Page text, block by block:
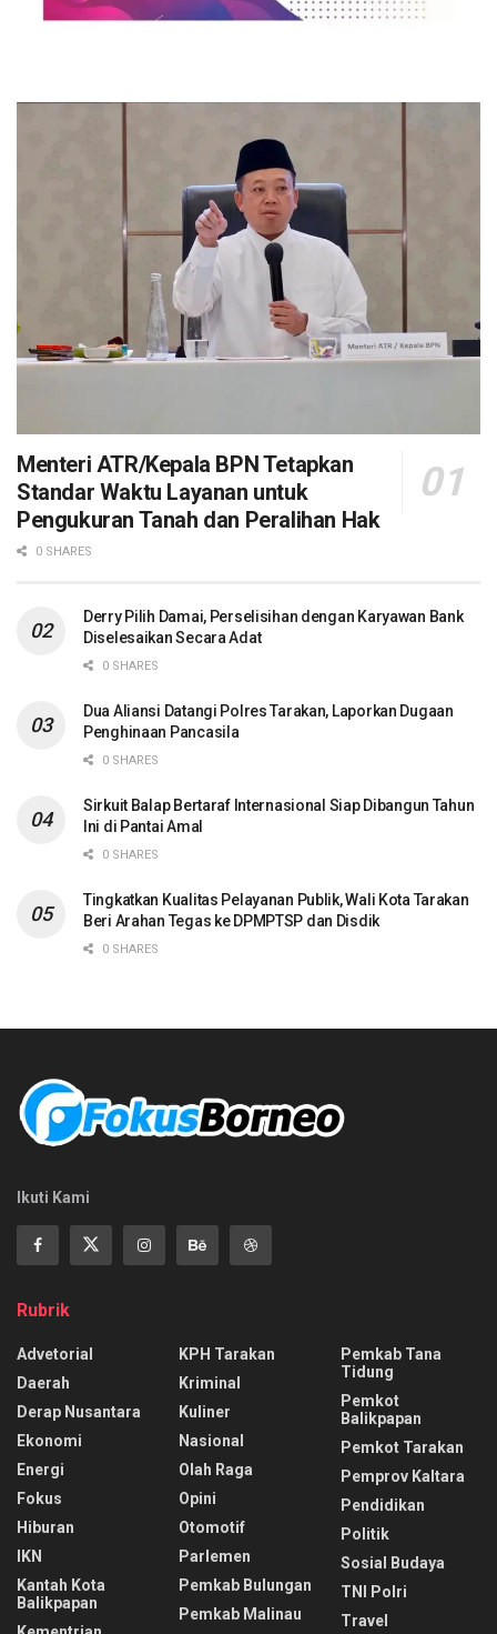
Menteri ATR/Kepala BPN Tetapkan
Standar Waktu Layanan untuk
Pengukuran Tanah dan Peralihan Hak
0 SHARES
Derry Pilih Damai, Perselisihan dengan Karyawan Bank
Diselesaikan Secara Adat
0 SHARES
Dua Aliansi Datangi Polres Tarakan, Laporkan Dugaan
Penghinaan Pancasila
0 SHARES
Sirkuit Balap Bertaraf Internasional Siap Dibangun Tahun
Ini di Pantai Amal
0 SHARES
Tingkatkan Kualitas Pelayanan Publik, Wali Kota Tarakan
Beri Arahan Tegas ke DPMPTSP dan Disdik
0 SHARES
Ikuti Kami
Rubrik
Advetorial
Daerah
Derap Nusantara
Ekonomi
Energi
Fokus
Hiburan
IKN
Kantah Kota
Balikpapan
KPH Tarakan
Kriminal
Kuliner
Nasional
Olah Raga
Opini
Otomotif
Parlemen
Pemkab Bulungan
Pemkab Malinau
Pemkab Tana
Tidung
Pemkot
Balikpapan
Pemkot Tarakan
Pemprov Kaltara
Pendidikan
Politik
Sosial Budaya
TNI Polri
Travel